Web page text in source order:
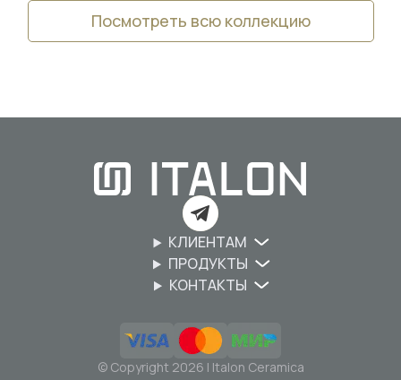
Посмотреть всю коллекцию
КЛИЕНТАМ
ПРОДУКТЫ
КОНТАКТЫ
© Copyright 2026 | Italon Ceramica